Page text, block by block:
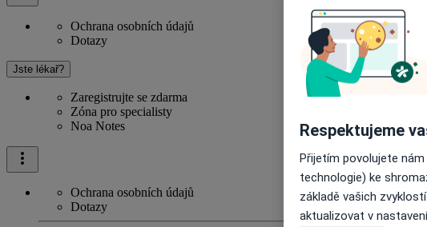
Ochrana osobních údajů
Dotazy
Jste lékař?
Zaregistrujte se zdarma
Zóna pro specialisty
Noa Notes
Ochrana osobních údajů
Dotazy
Respektujeme
Přijetím povolujete
technologie) ke
základě vašich
aktualizovat v